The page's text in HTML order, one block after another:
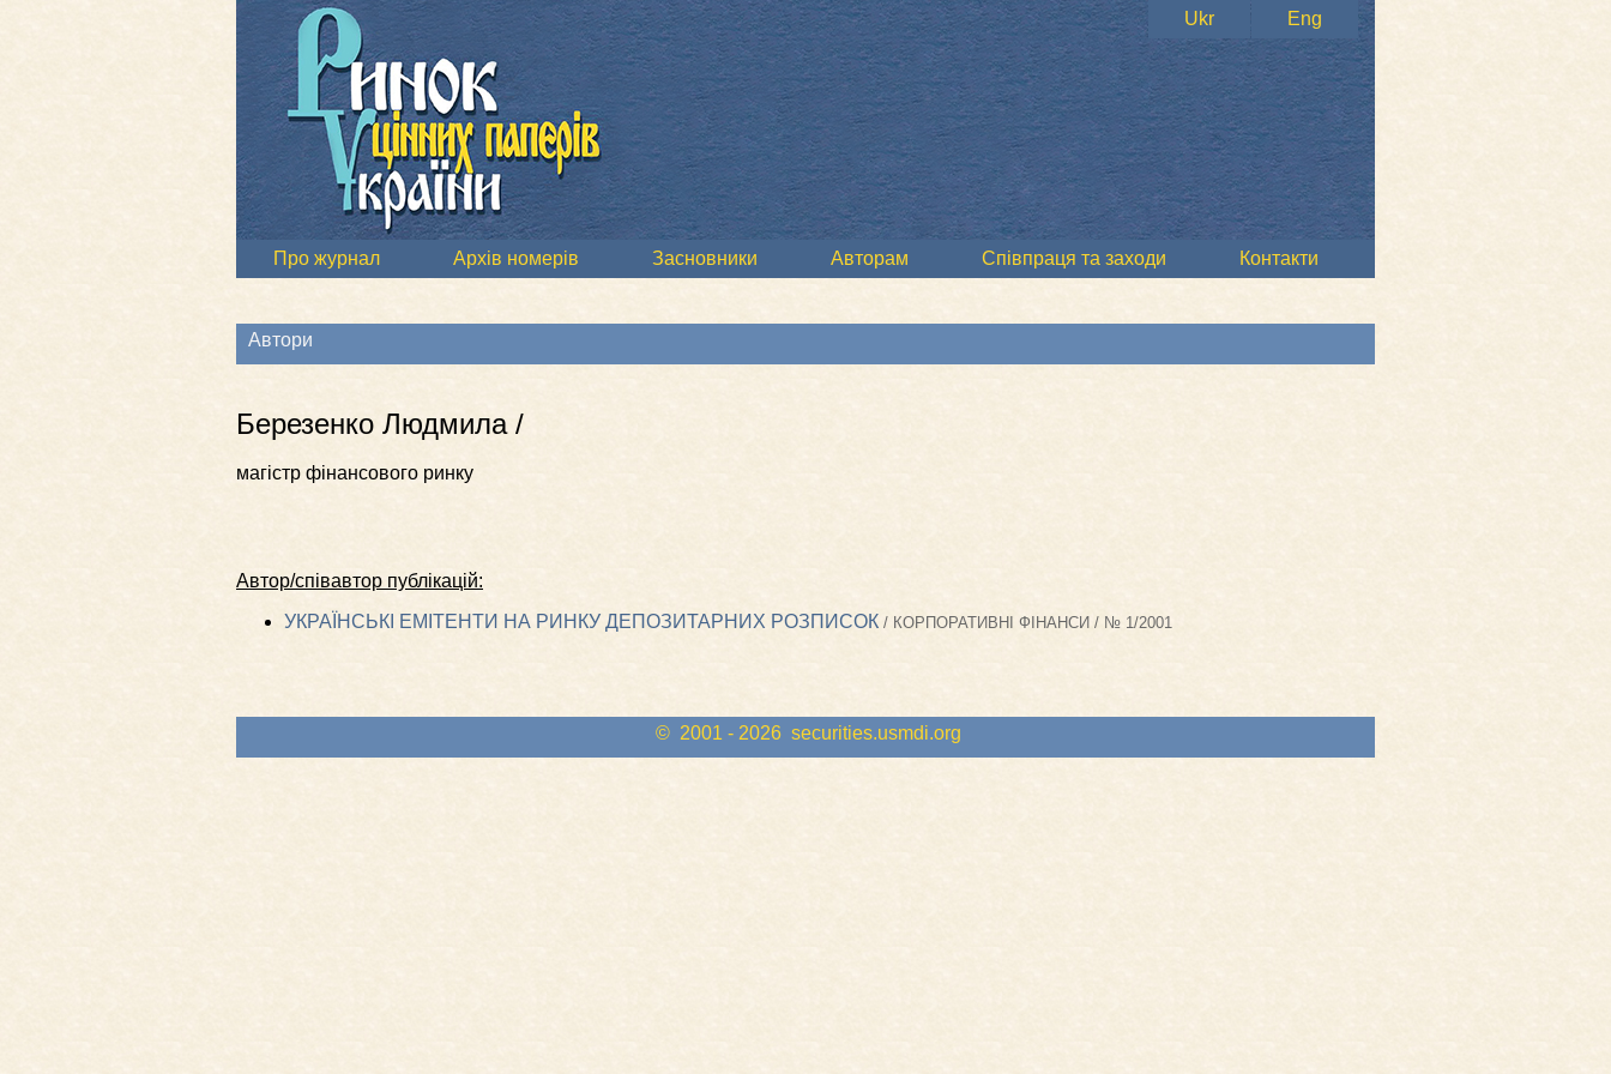
Ukr Eng
Про журнал Архів номерів Засновники Авторам Співпраця та заходи Контакти
Автори
Березенко Людмила /
магістр фінансового ринку
Автор/співавтор публікацій:
УКРАЇНСЬКІ ЕМІТЕНТИ НА РИНКУ ДЕПОЗИТАРНИХ РОЗПИСОК / КОРПОРАТИВНІ ФІНАНСИ / № 1/2001
© 2001 - 2026 securities.usmdi.org